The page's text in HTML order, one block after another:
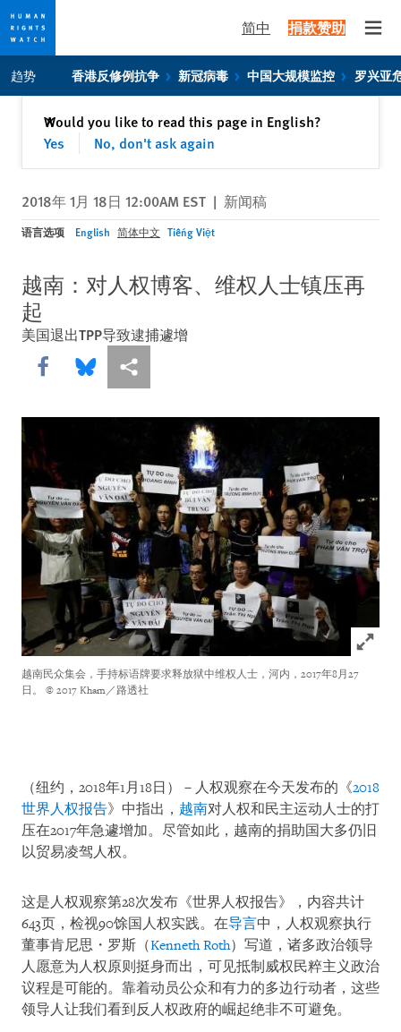
Skip
to
privacy
Skip
to
content
简中 捐款赞助
趋势 香港反修例抗争 新冠病毒 中国大规模监控 罗兴亚
Would you like to read this page in English?
Yes
No, don't ask again
✕关闭
2018年 1月 18日 12:00AM EST | 新闻稿
语言选项 English 简体中文 Tiếng Việt
越南：对人权博客、维权人士镇压再
起
美国退出TPP导致逮捕遽增
Share this via Facebook
Share this via Bluesky
More sharing options
Click
越南民众集会，手持标语牌要求释放狱中维权人士，河内，2017年8月27
日。 © 2017 Kham／路透社
（纽约，2018年1月18日）－人权观察在今天发布的《2018
世界人权报告》中指出， 越南对人权和民主运动人士的打
压在2017年急遽增加。尽管如此，越南的捐助国大多仍旧
以贸易凌驾人权。
这是人权观察第28次发布《世界人权报告》，内容共计
643页，检视90馀国人权实践。在导言中，人权观察执行
董事肯尼思・罗斯（Kenneth Roth）写道，诸多政治领导
人愿意为人权原则挺身而出，可见抵制威权民粹主义政治
议程是可能的。靠着动员公众和有力的多边行动者，这些
领导人让我们看到反人权政府的崛起绝非不可避免。